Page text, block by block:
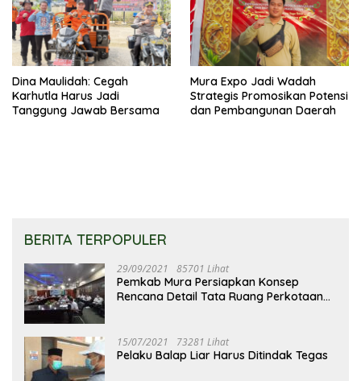
Dina Maulidah: Cegah
Karhutla Harus Jadi
Tanggung Jawab Bersama
Mura Expo Jadi Wadah
Strategis Promosikan Potensi
dan Pembangunan Daerah
BERITA TERPOPULER
29/09/2021 85701 Lihat
Pemkab Mura Persiapkan Konsep
Rencana Detail Tata Ruang Perkotaan
15/07/2021 73281 Lihat
Pelaku Balap Liar Harus Ditindak Tegas